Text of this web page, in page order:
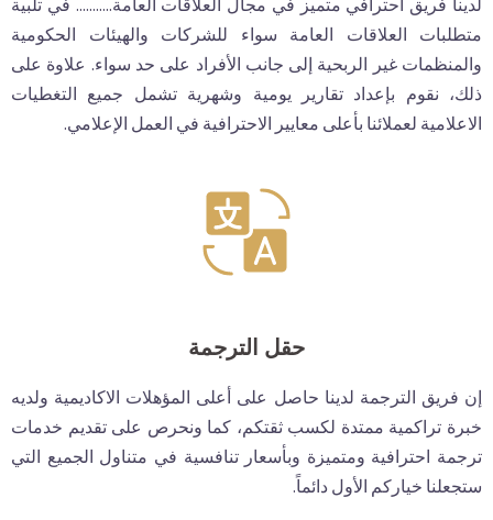
لدينا فريق احترافي متميز في مجال العلاقات العامة........... في تلبية
متطلبات العلاقات العامة سواء للشركات والهيئات الحكومية
والمنظمات غير الربحية إلى جانب الأفراد على حد سواء. علاوة على
ذلك، نقوم بإعداد تقارير يومية وشهرية تشمل جميع التغطيات
الاعلامية لعملائنا بأعلى معايير الاحترافية في العمل الإعلامي.
حقل الترجمة
إن فريق الترجمة لدينا حاصل على أعلى المؤهلات الاكاديمية ولديه
خبرة تراكمية ممتدة لكسب ثقتكم، كما ونحرص على تقديم خدمات
ترجمة احترافية ومتميزة وبأسعار تنافسية في متناول الجميع التي
ستجعلنا خياركم الأول دائماً.